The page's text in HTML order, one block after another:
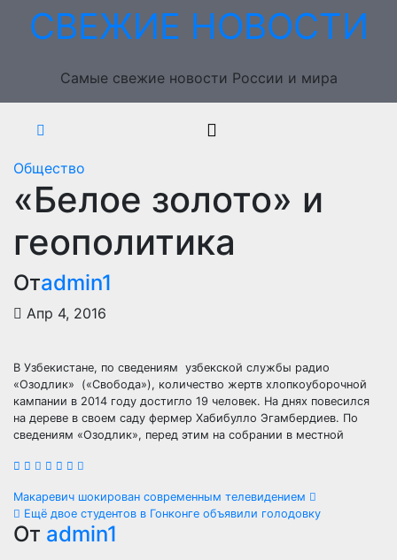
ПерейтиСВЕЖИЕ НОВОСТИ
Самые свежие новости России и мира
Общество
«Белое золото» и
геополитика
Отadmin1
Апр 4, 2016
В Узбекистане, по сведениям узбекской службы радио
«Озодлик» («Свобода»), количество жертв хлопкоуборочной
кампании в 2014 году достигло 19 человек. На днях повесился
на дереве в своем саду фермер Хабибулло Эгамбердиев. По
сведениям «Озодлик», перед этим на собрании в местной
Навигация
по
Макаревич шокирован современным телевидением
Ещё двое студентов в Гонконге объявили голодовку
От admin1